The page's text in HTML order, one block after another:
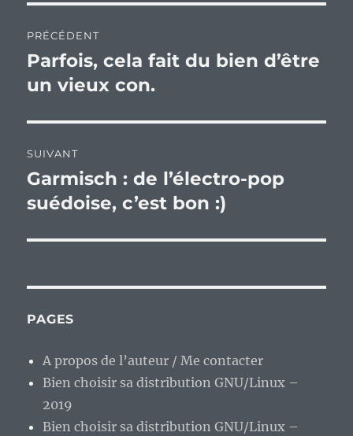
de
l’article
PRÉCÉDENT
Publication
précédente :
Parfois, cela fait du bien d’être
un vieux con.
SUIVANT
Publication
suivante :
Garmisch : de l’électro-pop
suédoise, c’est bon :)
PAGES
A propos de l’auteur / Me contacter
Bien choisir sa distribution GNU/Linux –
2019
Bien choisir sa distribution GNU/Linux –